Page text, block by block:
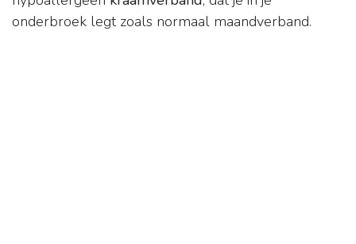
onderbroek legt zoals normaal maandverband.